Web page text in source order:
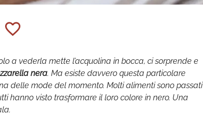
a vederla mette l’acquolina in bocca, ci sorprende e
nera. Ma esiste davvero questa particolare
delle mode del momento. Molti alimenti sono passati
hanno visto trasformare il loro colore in nero. Una